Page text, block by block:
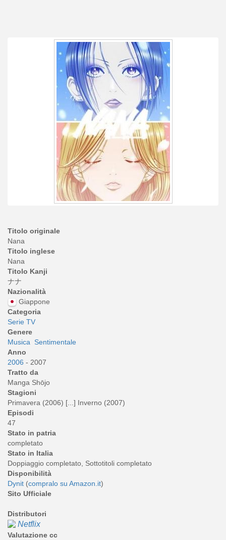
Titolo originale
Nana
Titolo inglese
Nana
Titolo Kanji
ナナ
Nazionalità
Giappone
Categoria
Serie TV
Genere
Musica Sentimentale
Anno
2006 - 2007
Tratto da
Manga Shōjo
Stagioni
Primavera (2006) [...] Inverno (2007)
Episodi
47
Stato in patria
completato
Stato in Italia
Doppiaggio completato, Sottotitoli completato
Disponibilità
Dynit (compralo su Amazon.it)
Sito Ufficiale
Distributori
Netflix
Valutazione cc